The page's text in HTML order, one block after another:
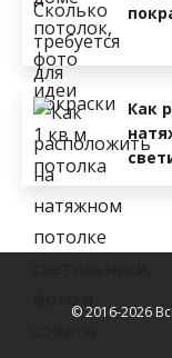
Как
© 2016-2026